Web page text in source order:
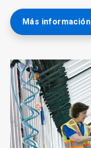
Más información